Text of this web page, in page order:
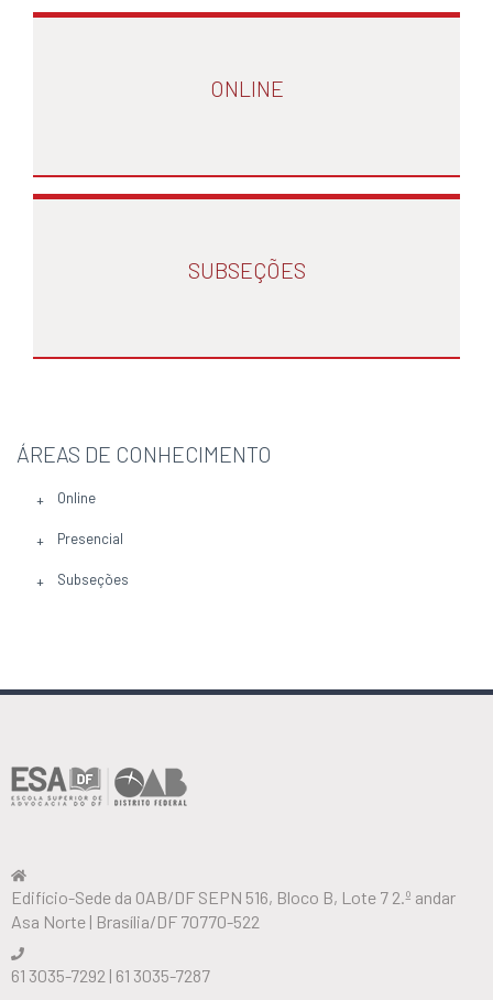
ONLINE
SUBSEÇÕES
ÁREAS DE CONHECIMENTO
Online
Presencial
Subseções
Edifício-Sede da OAB/DF SEPN 516, Bloco B, Lote 7 2.º andar
Asa Norte | Brasília/DF 70770-522
61 3035-7292 | 61 3035-7287